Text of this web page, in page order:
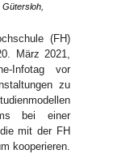
Gütersloh
(FH)
März 2021,
Infotag vor
zu
bei einer
mit der FH
kooperieren.